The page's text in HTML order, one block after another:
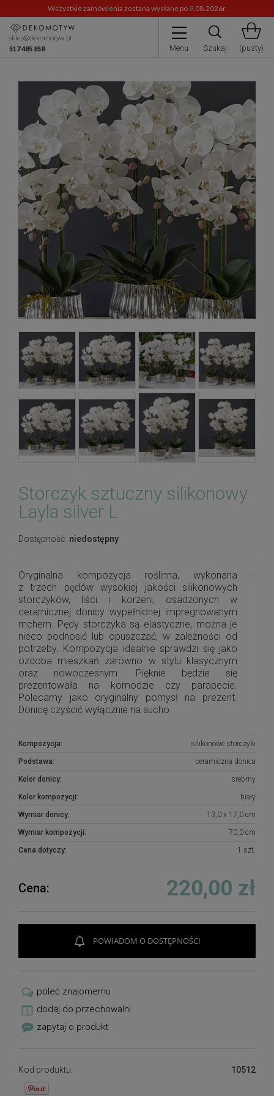
Wszystkie zamówienia zostaną wysłane po 9.08.2026r.
Menu Szukaj (pusty)
sklep@dekomotyw.pl
517 485 858
Storczyk sztuczny silikonowy
Layla silver L
Dostępność: niedostępny
Oryginalna kompozycja roślinna, wykonana
z trzech pędów wysokiej jakości silikonowych
storczyków, liści i korzeni, osadzonych w
ceramicznej donicy wypełnionej impregnowanym
mchem. Pędy storczyka są elastyczne, można je
nieco podnosić lub opuszczać, w zależności od
potrzeby. Kompozycja idealnie sprawdzi się jako
ozdoba mieszkań zarówno w stylu klasycznym
oraz nowoczesnym. Pięknie będzie się
prezentowała na komodzie czy parapecie.
Polecamy jako oryginalny pomysł na prezent.
Donicę czyścić wyłącznie na sucho.
naszej pracowni. Nie ma dwóch identycznych
egzemplarzy. Mogą się minimalnie różnić układem
W przypadku niedostępności produktu, prosimy o
podobną kompozycję.
Kompozycja: silikonowe storczyki
Podstawa: ceramiczna donica
Kolor donicy: srebrny
Kolor kompozycji: biały
Wymiar donicy: 13,0 x 17,0 cm
Wymiar kompozycji: 70,0 cm
Cena dotyczy: 1 szt.
Cena: 220,00 zł
POWIADOM O DOSTĘPNOŚCI
poleć znajomemu
dodaj do przechowalni
zapytaj o produkt
Kod produktu: 10512